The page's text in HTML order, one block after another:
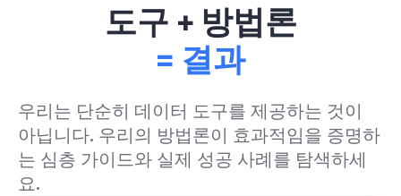
도구 + 방법론
= 결과
우리는 단순히 데이터 도구를 제공하는 것이
아닙니다. 우리의 방법론이 효과적임을 증명하
는 심층 가이드와 실제 성공 사례를 탐색하세
요.